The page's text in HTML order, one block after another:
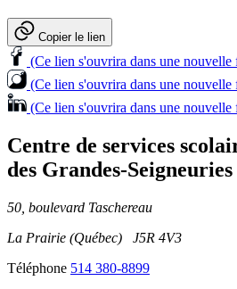
Copier le lien
(Ce lien s'ouvrira dans une nouvelle
(Ce lien s'ouvrira dans une nouvelle
(Ce lien s'ouvrira dans une nouvelle
Centre de services
des Grandes‑Seigneuries
50, boulevard Taschereau
La Prairie (Québec) J5R 4V3
Téléphone 514 380-8899